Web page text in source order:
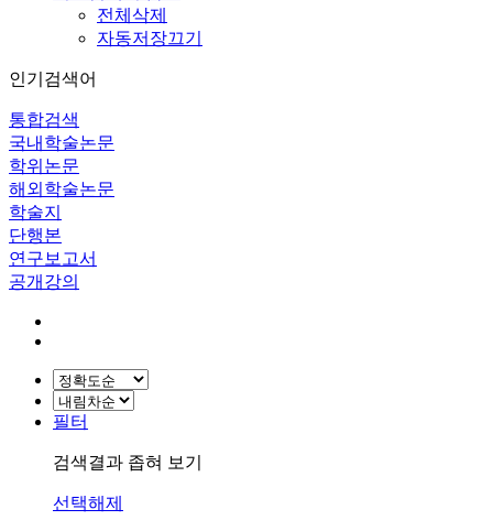
전체삭제
자동저장끄기
인기검색어
통합검색
국내학술논문
학위논문
해외학술논문
학술지
단행본
연구보고서
공개강의
필터
검색결과 좁혀 보기
선택해제